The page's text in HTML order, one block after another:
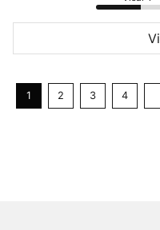
1 2 3 4